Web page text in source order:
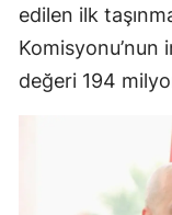
edilen ilk
Komisyonu’nun
değeri 194